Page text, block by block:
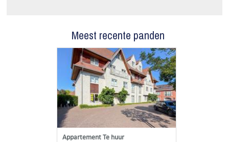
Meest recente panden
Appartement Te huur